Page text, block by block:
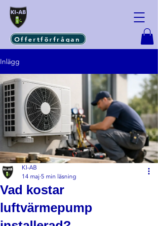
Offertförfrågan
Inlägg
Vad kostar
luftvärmepump
KI-AB
14 maj 5 min läsning